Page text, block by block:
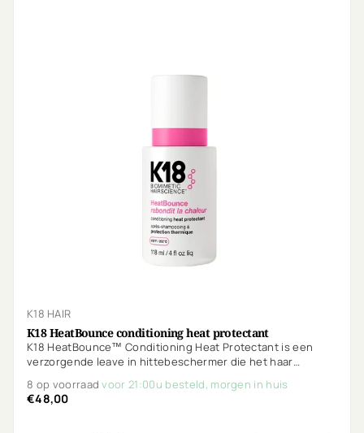
K18 HAIR
K18 HeatBounce conditioning heat protectant
K18 HeatBounce™ Conditioning Heat Protectant is een
verzorgende leave in hittebeschermer die het haar
8 op voorraadvoor 21:00u besteld, morgen in huis
€48,00